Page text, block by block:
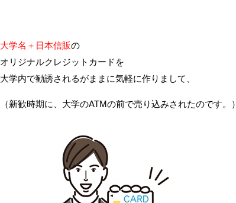
大学名＋日本信販の
オリジナルクレジットカードを
大学内で勧誘されるがままに気軽に作りまして、
（新歓時期に、大学のATMの前で売り込みされたのです。）